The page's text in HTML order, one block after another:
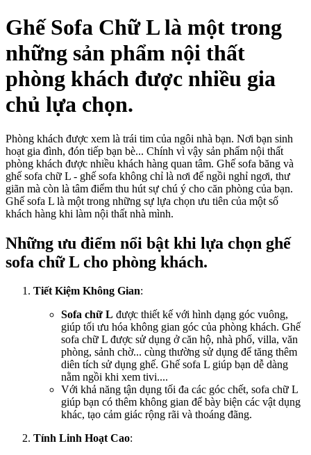
Ghế Sofa Chữ L là một trong
những sản phẩm nội thất
phòng khách được nhiều gia
chủ lựa chọn.
Phòng khách được xem là trái tim của ngôi nhà bạn. Nơi bạn sinh
hoạt gia đình, đón tiếp bạn bè... Chính vì vậy sản phẩm nội thất
phòng khách được nhiều khách hàng quan tâm. Ghế sofa băng và
ghế sofa chữ L - ghế sofa không chỉ là nơi để ngồi nghỉ ngơi, thư
giãn mà còn là tâm điểm thu hút sự chú ý cho căn phòng của bạn.
Ghế sofa L là một trong những sự lựa chọn ưu tiên của một số
khách hàng khi làm nội thất nhà mình.
Những ưu điểm nổi bật khi lựa chọn ghế
sofa chữ L cho phòng khách.
Tiết Kiệm Không Gian:
Sofa chữ L được thiết kế với hình dạng góc vuông,
giúp tối ưu hóa không gian góc của phòng khách. Ghế
sofa chữ L được sử dụng ở căn hộ, nhà phố, villa, văn
phòng, sảnh chờ... cùng thường sử dụng để tăng thêm
diên tích sử dụng ghế. Ghế sofa L giúp bạn dễ dàng
nằm ngồi khi xem tivi....
Với khả năng tận dụng tối đa các góc chết, sofa chữ L
giúp bạn có thêm không gian để bày biện các vật dụng
khác, tạo cảm giác rộng rãi và thoáng đãng.
Tính Linh Hoạt Cao: